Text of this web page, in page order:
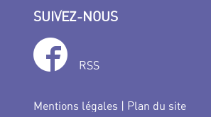
SUIVEZ-NOUS
RSS
Mentions légales | Plan du site